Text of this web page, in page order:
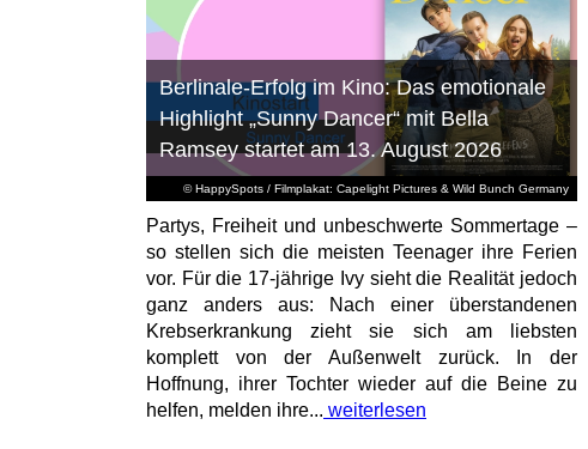
© HappySpots / Filmplakat: Capelight Pictures & Wild Bunch Germany
Berlinale-Erfolg im Kino: Das emotionale
Highlight „Sunny Dancer“ mit Bella
Ramsey startet am 13. August 2026
Partys, Freiheit und unbeschwerte Sommertage –
so stellen sich die meisten Teenager ihre Ferien
vor. Für die 17-jährige Ivy sieht die Realität jedoch
ganz anders aus: Nach einer überstandenen
Krebserkrankung zieht sie sich am liebsten
komplett von der Außenwelt zurück. In der
Hoffnung, ihrer Tochter wieder auf die Beine zu
helfen, melden ihre... weiterlesen